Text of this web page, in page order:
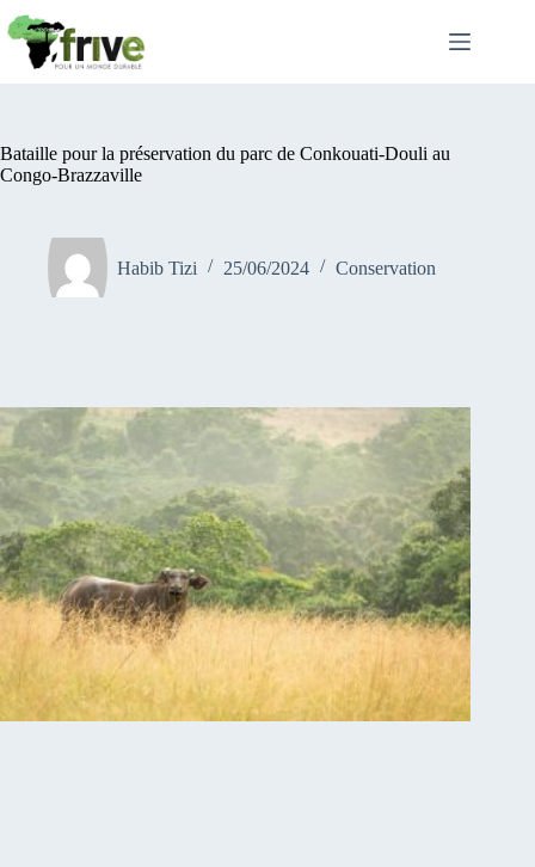
au
contenu
Bataille pour la préservation du parc de Conkouati-Douli au
Congo-Brazzaville
Habib Tizi 25/06/2024 Conservation